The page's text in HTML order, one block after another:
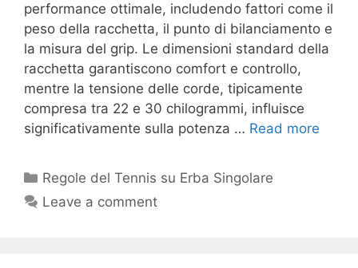
performance ottimale, includendo fattori come il
peso della racchetta, il punto di bilanciamento e
la misura del grip. Le dimensioni standard della
racchetta garantiscono comfort e controllo,
mentre la tensione delle corde, tipicamente
compresa tra 22 e 30 chilogrammi, influisce
significativamente sulla potenza … Read more
Categories
Regole del Tennis su Erba Singolare
Leave a comment